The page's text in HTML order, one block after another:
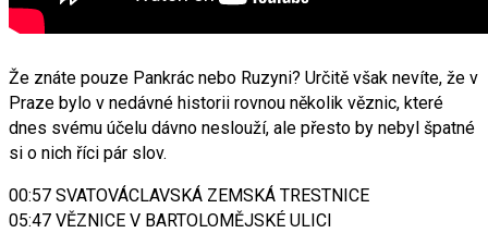
Že znáte pouze Pankrác nebo Ruzyni? Určitě však nevíte, že v
Praze bylo v nedávné historii rovnou několik věznic, které
dnes svému účelu dávno neslouží, ale přesto by nebyl špatné
si o nich říci pár slov.
00:57 SVATOVÁCLAVSKÁ ZEMSKÁ TRESTNICE
05:47 VĚZNICE V BARTOLOMĚJSKÉ ULICI